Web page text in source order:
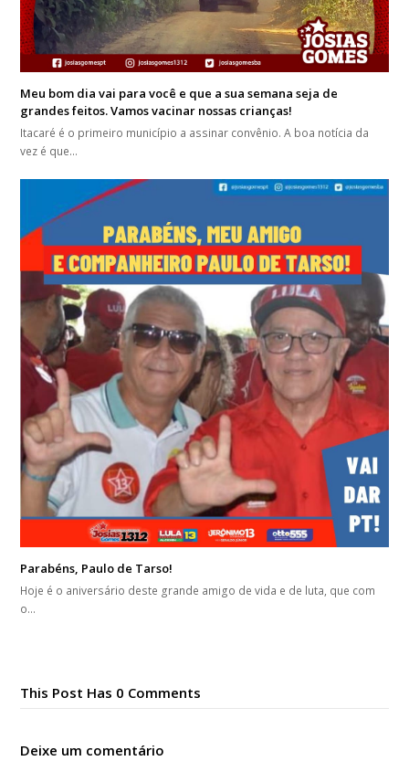
Meu bom dia vai para você e que a sua semana seja de
grandes feitos. Vamos vacinar nossas crianças!
Itacaré é o primeiro município a assinar convênio. A boa notícia da
vez é que…
Parabéns, Paulo de Tarso!
Hoje é o aniversário deste grande amigo de vida e de luta, que com
o…
This Post Has 0 Comments
Deixe um comentário